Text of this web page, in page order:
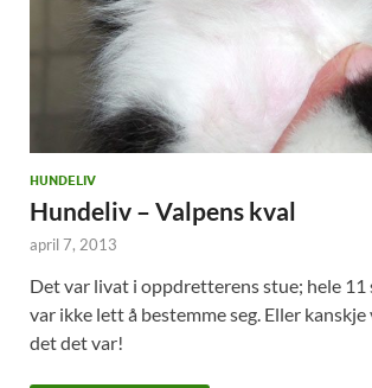
HUNDELIV
Hundeliv – Valpens kval
april 7, 2013
Det var livat i oppdretterens stue; hele 11
var ikke lett å bestemme seg. Eller
det det var!